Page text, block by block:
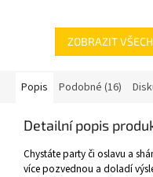
ZOBRAZIT
Popis Podobné (16)
Detailní popis
Chystáte party či oslavu a
více pozvednou a doladí